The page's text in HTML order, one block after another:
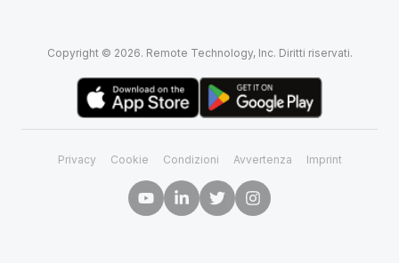
Copyright © 2026. Remote Technology, Inc. Diritti riservati.
Privacy Cookie Condizioni Avvertenza Imprint